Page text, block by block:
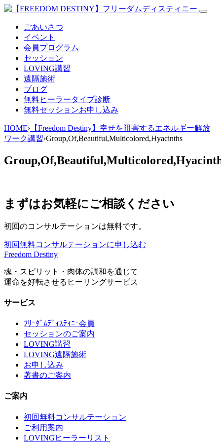
ごあいさつ
イベント
会員プログラム
セッション
LOVING講習
遠隔施術
ブログ
無料ヒーラータイプ診断
無料セッションお申し込み
HOME› 【Freedom Destiny】幸せを阻害するエネルギー解放
ワーク講習›Group,Of,Beautiful,Multicolored,Hyacinths
まずはお気軽にご相談ください
初回のコンサルテーションは無料です。
初回無料コンサルテーションに申し込む
Freedom Destiny
魂・スピリット・肉体の調和を通じて
運命を好転させるヒーリングサービス
サービス
ﾌﾘｰﾀﾞﾑﾃﾞｨｽﾃｨﾆｰ会員
セッションのご案内
LOVING講習
LOVING遠隔施術
お申し込み
著書のご案内
ご案内
初回無料コンサルテーション
ご利用案内
LOVINGヒーラーリスト